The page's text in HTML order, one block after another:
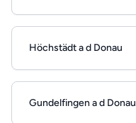
Höchstädt a d Donau
Gundelfingen a d Donau